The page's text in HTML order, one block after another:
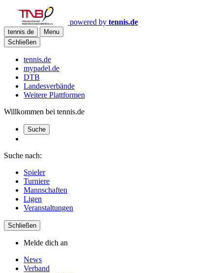
powered by tennis.de
tennis.de
Menu
Schließen
tennis.de
mypadel.de
DTB
Landesverbände
Weitere Plattformen
Willkommen bei tennis.de
Suche
Suche nach:
Spieler
Turniere
Mannschaften
Ligen
Veranstaltungen
Schließen
Melde dich an
News
Verband